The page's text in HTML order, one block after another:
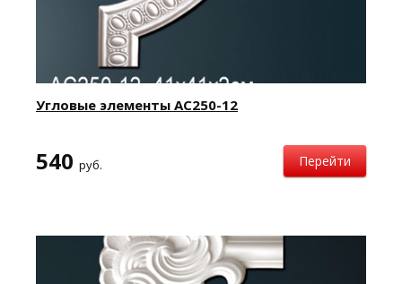
Угловые элементы AC250-12
540 руб. Перейти